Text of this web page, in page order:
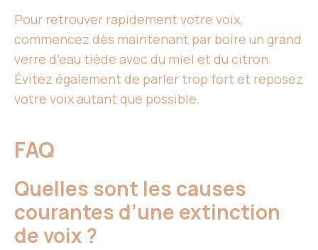
Pour retrouver rapidement votre voix,
commencez dès maintenant par boire un grand
verre d’eau tiède avec du miel et du citron.
Évitez également de parler trop fort et reposez
votre voix autant que possible.
FAQ
Quelles sont les causes
courantes d’une extinction
de voix ?